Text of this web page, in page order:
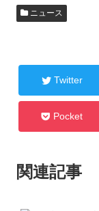
ニュース
Twitter
Pocket
関連記事